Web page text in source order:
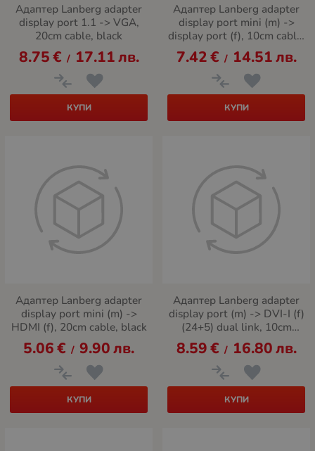
Адаптер Lanberg adapter
display port 1.1 -> VGA,
20cm cable, black
8.75€ / 17.11лв.
КУПИ
Адаптер Lanberg adapter
display port mini (m) ->
display port (f), 10cm cable,
black
7.42€ / 14.51лв.
КУПИ
Адаптер Lanberg adapter
display port mini (m) ->
HDMI (f), 20cm cable, black
5.06€ / 9.90лв.
КУПИ
Адаптер Lanberg adapter
display port (m) -> DVI-I (f)
(24+5) dual link, 10cm
cable
8.59€ / 16.80лв.
КУПИ